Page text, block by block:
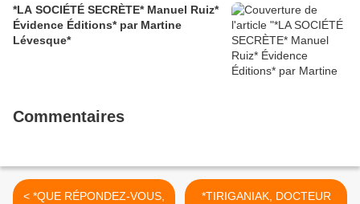
*LA SOCIÉTÉ SECRÈTE* Manuel Ruiz*
Évidence Éditions* par Martine
Lévesque*
Commentaires
< *QUE RÉPONDEZ-VOUS,
*TIRIGANIAK, DOCTEUR